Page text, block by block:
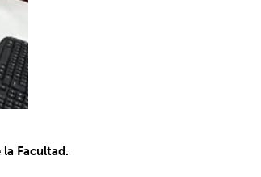
Facultad.